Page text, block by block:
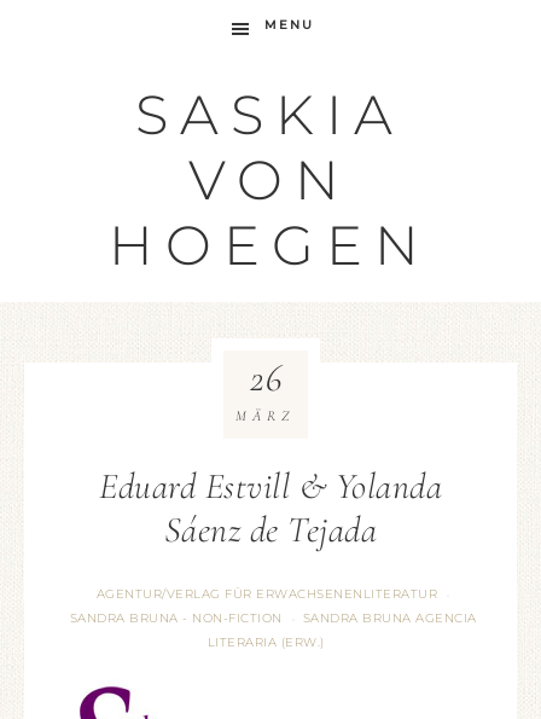
MENU
SASKIA
VON
HOEGEN
Eduard Estvill & Yolanda
Sáenz de Tejada
AGENTUR/VERLAG FÜR ERWACHSENENLITERATUR
SANDRA BRUNA - NON-FICTION
SANDRA BRUNA AGENCIA
LITERARIA (ERW.)
26
MÄRZ